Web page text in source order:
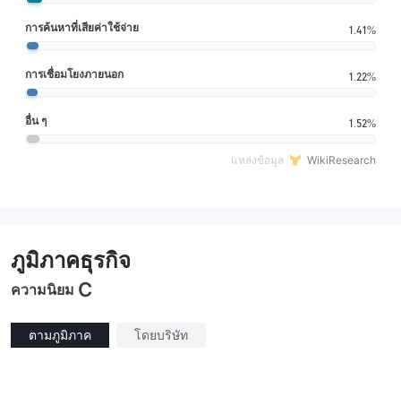
การค้นหาที่เสียค่าใช้จ่าย 1.41%
การเชื่อมโยงภายนอก 1.22%
อื่น ๆ 1.52%
แหล่งข้อมูล WikiResearch
ภูมิภาคธุรกิจ
ความนิยม C
ตามภูมิภาค โดยบริษัท